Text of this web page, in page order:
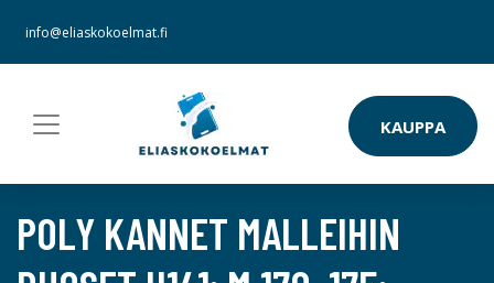
info@eliaskokoelmat.fi
KAUPPA
POLY KANNET MALLEIHIN